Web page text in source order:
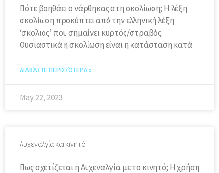
Πότε βοηθάει ο νάρθηκας στη σκολίωση; Η λέξη
σκολίωση προκύπτει από την ελληνική λέξη
‘σκολιός’ που σημαίνει κυρτός/στραβός.
Ουσιαστικά η σκολίωση είναι η κατάσταση κατά
ΔΙΑΒΆΣΤΕ ΠΕΡΙΣΣΌΤΕΡΑ »
May 22, 2023
Αυχεναλγία και κινητό
Πως σχετίζεται η Αυχεναλγία με το κινητό; Η χρήση